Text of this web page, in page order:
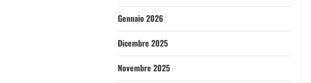
Gennaio 2026
Dicembre 2025
Novembre 2025